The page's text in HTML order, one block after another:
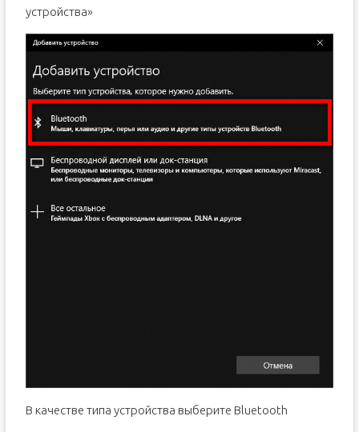
устройства»
В качестве типа устройства выберите Bluetooth